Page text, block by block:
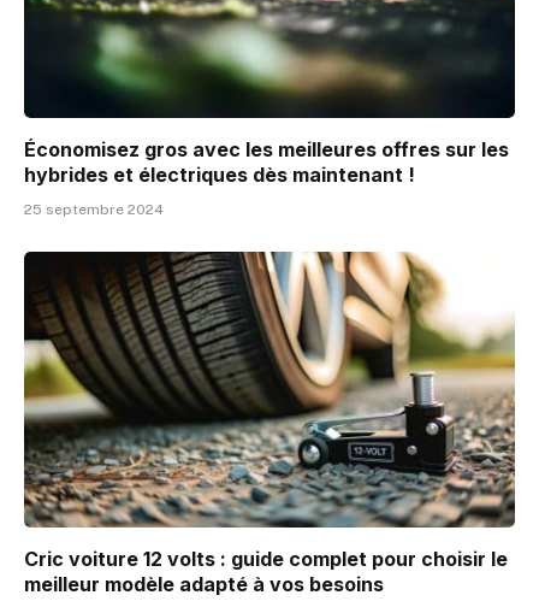
Économisez gros avec les meilleures offres sur les
hybrides et électriques dès maintenant !
25 septembre 2024
Cric voiture 12 volts : guide complet pour choisir le
meilleur modèle adapté à vos besoins